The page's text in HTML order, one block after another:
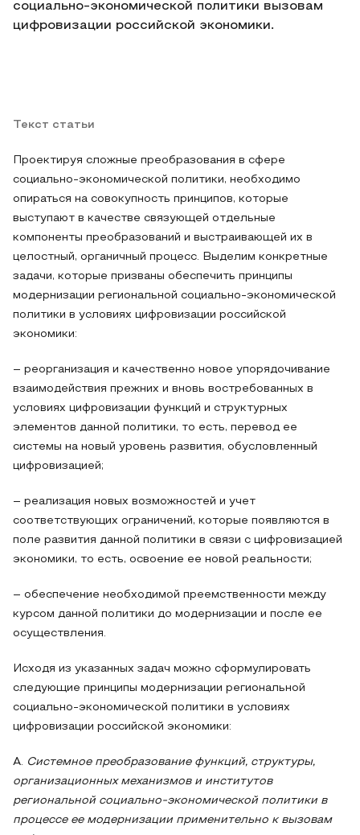
социально-экономической политики вызовам
цифровизации российской экономики.
Текст статьи
Проектируя сложные преобразования в сфере
социально-экономической политики, необходимо
опираться на совокупность принципов, которые
выступают в качестве связующей отдельные
компоненты преобразований и выстраивающей их в
целостный, органичный процесс. Выделим конкретные
задачи, которые призваны обеспечить принципы
модернизации региональной социально-экономической
политики в условиях цифровизации российской
экономики:
– реорганизация и качественно новое упорядочивание
взаимодействия прежних и вновь востребованных в
условиях цифровизации функций и структурных
элементов данной политики, то есть, перевод ее
системы на новый уровень развития, обусловленный
цифровизацией;
– реализация новых возможностей и учет
соответствующих ограничений, которые появляются в
поле развития данной политики в связи с цифровизацией
экономики, то есть, освоение ее новой реальности;
– обеспечение необходимой преемственности между
курсом данной политики до модернизации и после ее
осуществления.
Исходя из указанных задач можно сформулировать
следующие принципы модернизации региональной
социально-экономической политики в условиях
цифровизации российской экономики:
А. Системное преобразование функций, структуры,
организационных механизмов и институтов
региональной социально-экономической политики в
процессе ее модернизации применительно к вызовам